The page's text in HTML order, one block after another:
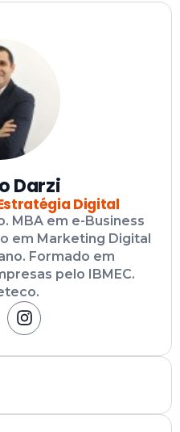
Darzi
Digital
MBA em e-Business
em Marketing Digital
Formado em
pelo IBMEC.